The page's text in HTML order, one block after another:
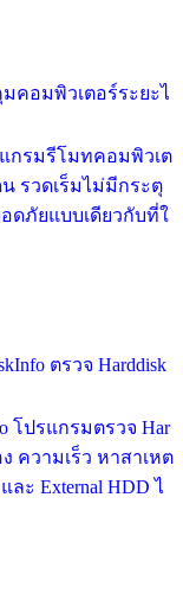
มคอมพิวเตอร์ระยะไ
กรมรีโมทคอมพิวเต
รวดเร็มไม่มีกระตุ
ดภัยแบบเดียวกับที่ใ
ตรวจ Harddisk
โปรแกรมตรวจ Har
ความเร็ว หาสาเหต
ละ External HDD ไ